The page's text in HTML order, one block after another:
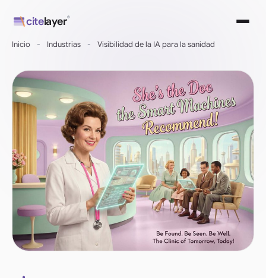
contenido
citelayer®
Inicio - Industrias - Visibilidad de la IA para la sanidad